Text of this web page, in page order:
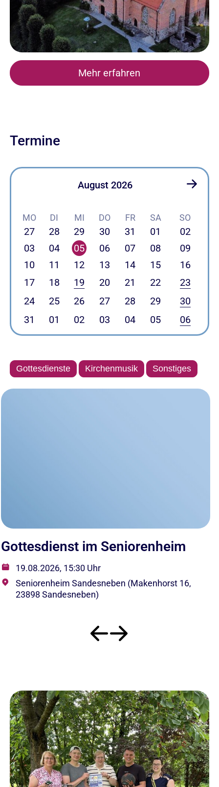
Mehr erfahren
Termine
August 2026
MO DI MI DO FR SA SO
27 28 29 30 31 01
02
03
04 05 06 07 08
09
10
11 12 13 14 15
16
17
18 19 20 21 22
23
24
25 26 27 28 29
30
31
01 02 03 04 05 06
Gottesdienste Kirchenmusik Sonstiges
Gottesdienst im Seniorenheim
19.08.2026, 15:30 Uhr
Seniorenheim Sandesneben (Makenhorst 16,
23898 Sandesneben)